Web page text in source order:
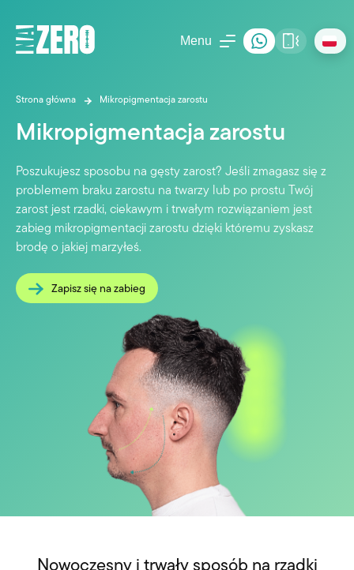
Menu
Strona główna Mikropigmentacja zarostu
Mikropigmentacja zarostu
Poszukujesz sposobu na gęsty zarost? Jeśli zmagasz się z
problemem braku zarostu na twarzy lub po prostu Twój
zarost jest rzadki, ciekawym i trwałym rozwiązaniem jest
zabieg mikropigmentacji zarostu dzięki któremu zyskasz
brodę o jakiej marzyłeś.
Zapisz się na zabieg